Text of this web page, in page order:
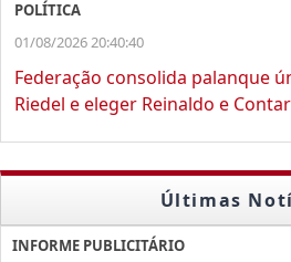
POLÍTICA
01/08/2026 20:40:40
Federação consolida palanque
Riedel e eleger Reinaldo e
Últimas
INFORME PUBLICITÁRIO